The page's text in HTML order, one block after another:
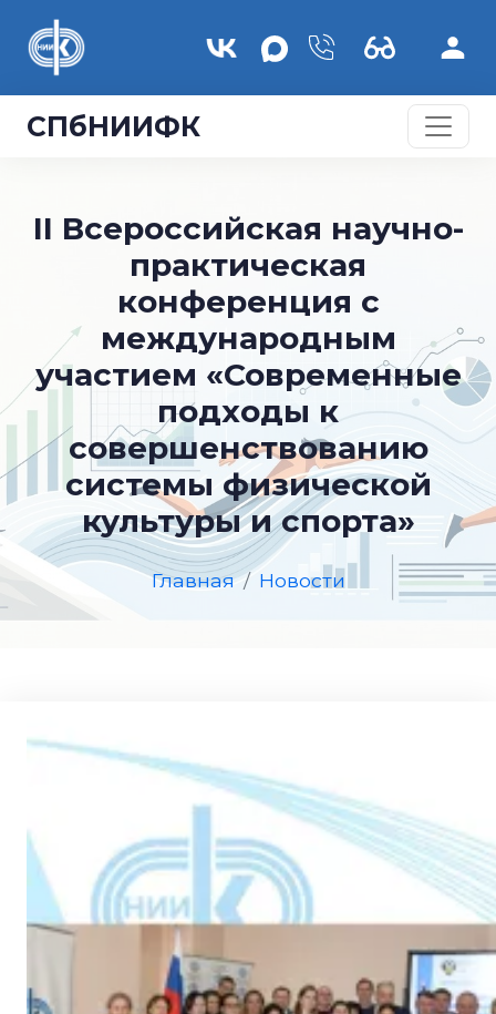
СПбНИИФК
II Всероссийская научно-
практическая
конференция с
международным
участием «Современные
подходы к
совершенствованию
системы физической
культуры и спорта»
Главная Новости